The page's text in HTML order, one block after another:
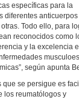
específicas para la
diferentes anticuerpos
Todo ello, para
reconocidos como
y la excelencia
según apunta
que se persigue es
los reumatólogos y